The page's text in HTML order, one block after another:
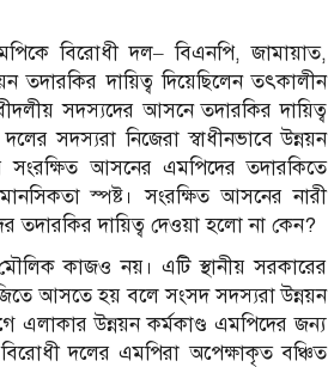
বিরোধী দল– বিএনপি, জামায়াত,
তদারকির দায়িত্ব দিয়েছিলেন তৎকালীন
সদস্যদের আসনে তদারকির দায়িত্ব
সদস্যরা নিজেরা স্বাধীনভাবে উন্নয়ন
সংরক্ষিত আসনের এমপিদের তদারকিতে
স্পষ্ট। সংরক্ষিত আসনের নারী
তদারকির দায়িত্ব দেওয়া হলো না কেন?
কাজও নয়। এটি স্থানীয় সরকারের
জিতে আসতে হয় বলে সংসদ সদস্যরা উন্নয়ন
এলাকার উন্নয়ন কর্মকাণ্ড এমপিদের জন্য
বিরোধী দলের এমপিরা অপেক্ষাকৃত বঞ্চিত